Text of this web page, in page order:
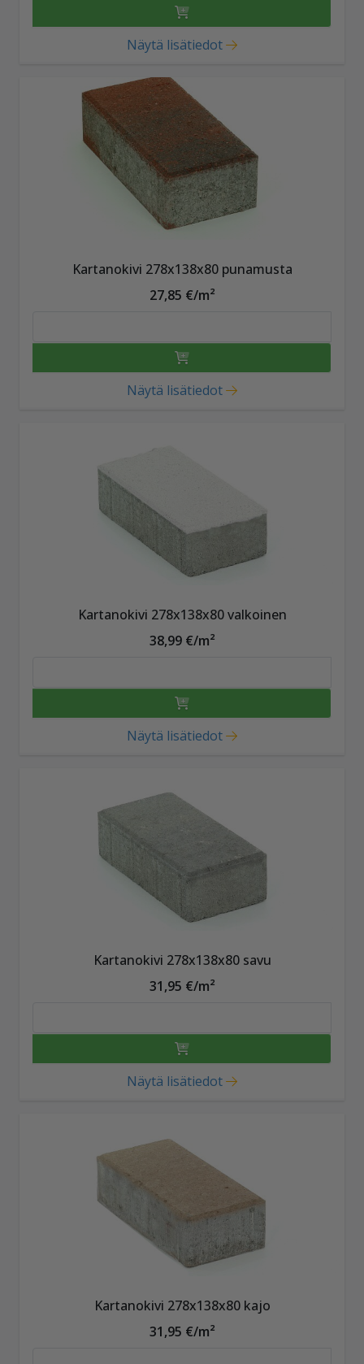
Näytä lisätiedot
Kartanokivi 278x138x80 punamusta
27,85 €/m²
Näytä lisätiedot
Kartanokivi 278x138x80 valkoinen
38,99 €/m²
Näytä lisätiedot
Kartanokivi 278x138x80 savu
31,95 €/m²
Näytä lisätiedot
Kartanokivi 278x138x80 kajo
31,95 €/m²